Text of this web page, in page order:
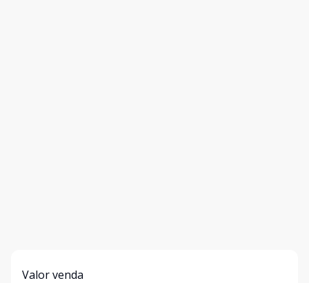
Valor venda